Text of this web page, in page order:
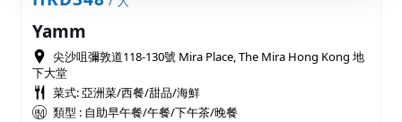
Yamm
尖沙咀彌敦道118-130號 Mira Place, The Mira Hong Kong 地
下大堂
菜式: 亞洲菜/西餐/甜品/海鮮
類型 : 自助早午餐/午餐/下午茶/晚餐